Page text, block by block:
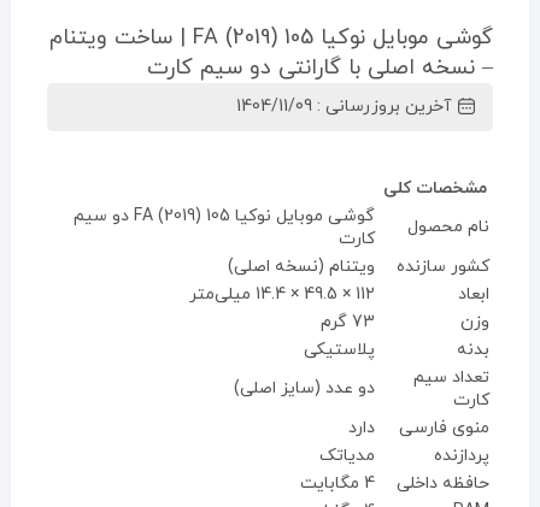
گوشی موبایل نوکیا 105 (2019) FA | ساخت ویتنام
– نسخه اصلی با گارانتی دو سیم کارت
آخرین بروزرسانی : 1404/11/09
مشخصات کلی
نام محصول
گوشی موبایل نوکیا 105 (2019) FA دو سیم
کارت
کشور سازنده
ویتنام (نسخه اصلی)
ابعاد
112 × 49.5 × 14.4 میلی‌متر
وزن
73 گرم
بدنه
پلاستیکی
تعداد سیم
کارت
دو عدد (سایز اصلی)
منوی فارسی
دارد
پردازنده
مدیاتک
حافظه داخلی
4 مگابایت